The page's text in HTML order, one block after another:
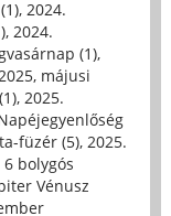
, 2024.
, 2024.
(1),
májusi
, 2025.
füzér (5), 2025.
bolygós
Vénusz